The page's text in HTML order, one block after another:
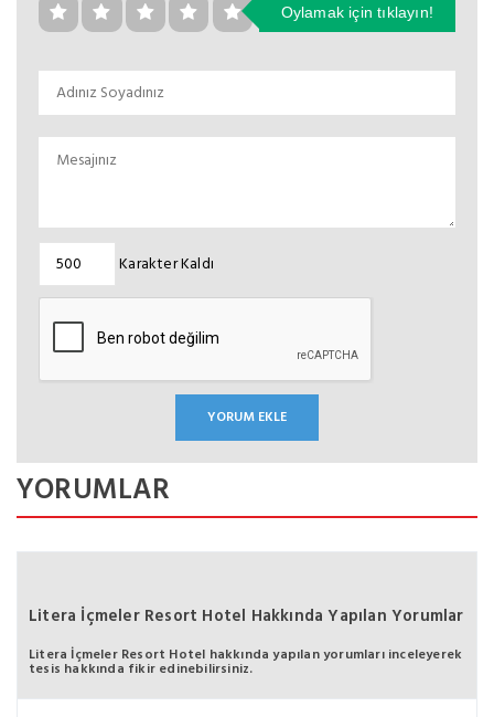
Oylamak için tıklayın!
Karakter Kaldı
YORUMLAR
Litera İçmeler Resort Hotel Hakkında Yapılan Yorumlar
Litera İçmeler Resort Hotel hakkında yapılan yorumları inceleyerek
tesis hakkında fikir edinebilirsiniz.